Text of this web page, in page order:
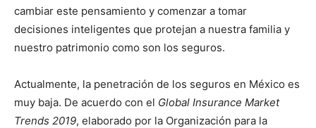
cambiar este pensamiento y comenzar a tomar
decisiones inteligentes que protejan a nuestra familia y
nuestro patrimonio como son los seguros.
Actualmente, la penetración de los seguros en México es
muy baja. De acuerdo con el Global Insurance Market
Trends 2019, elaborado por la Organización para la